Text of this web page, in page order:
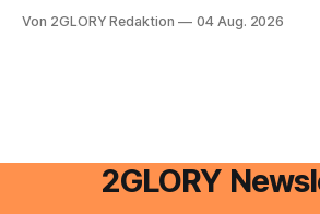
besitzt, loggt sich heute über das
Von 2GLORY Redaktion 04 Aug. 2026
2GLORY